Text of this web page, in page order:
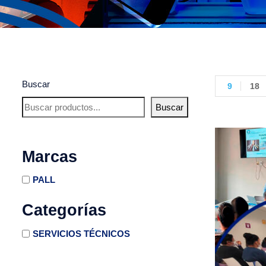
Buscar
Buscar
Marcas
PALL
Categorías
SERVICIOS TÉCNICOS
9 18